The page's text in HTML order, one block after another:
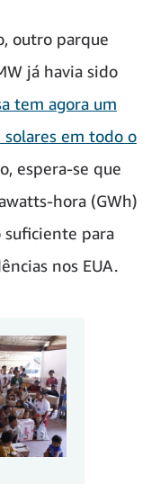
outro parque
já havia sido
tem agora um
em todo o
espera-se que
hora (GWh)
suficiente para
nos EUA.